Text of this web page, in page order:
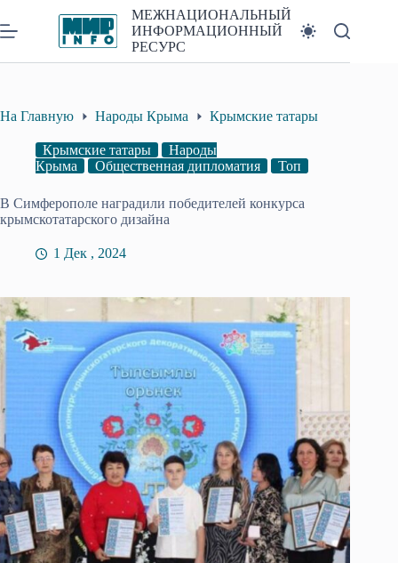
к
сути
МЕЖНАЦИОНАЛЬНЫЙ
ИНФОРМАЦИОННЫЙ
РЕСУРС
На Главную Народы Крыма Крымские татары
Крымские татары
Народы
Крыма
Общественная дипломатия Топ
В Симферополе наградили победителей конкурса
крымскотатарского дизайна
1 Дек , 2024